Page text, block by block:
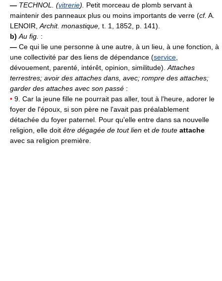
— TECHNOL. (vitrerie). Petit morceau de plomb servant à
maintenir des panneaux plus ou moins importants de verre (cf. A.
LENOIR, Archit. monastique, t. 1, 1852, p. 141).
b) Au fig. :
— Ce qui lie une personne à une autre, à un lieu, à une fonction, à
une collectivité par des liens de dépendance (service
dévouement, parenté, intérêt, opinion, similitude). Attaches
terrestres; avoir des attaches dans, avec; rompre des attaches;
garder des attaches avec son passé :
• 9. Car la jeune fille ne pourrait pas aller, tout à l'heure, adorer le
foyer de l'époux, si son père ne l'avait pas préalablement
détachée du foyer paternel. Pour qu'elle entre dans sa nouvelle
religion, elle doit être dégagée de tout lien et de toute attache
avec sa religion première.